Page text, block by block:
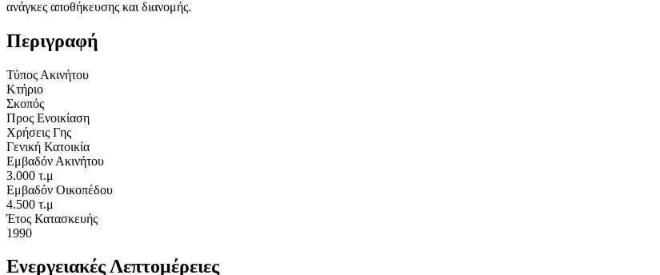
ανάγκες αποθήκευσης και διανομής.
Περιγραφή
Τύπος Ακινήτου
Κτήριο
Σκοπός
Προς Ενοικίαση
Χρήσεις Γης
Γενική Κατοικία
Εμβαδόν Ακινήτου
3.000 τ.μ
Εμβαδόν Οικοπέδου
4.500 τ.μ
Έτος Κατασκευής
1990
Ενεργειακές Λεπτομέρειες